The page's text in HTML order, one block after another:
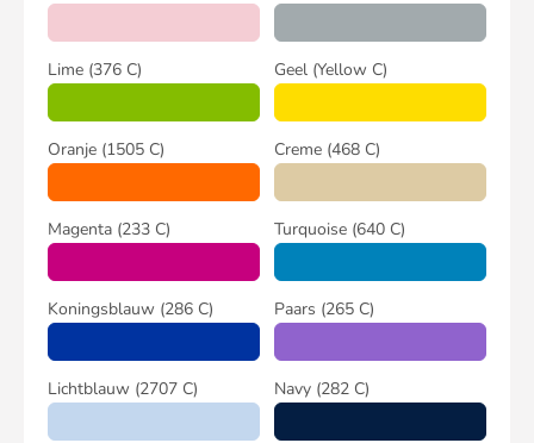
Lime (376 C) Geel (Yellow C)
Oranje (1505 C) Creme (468 C)
Magenta (233 C) Turquoise (640 C)
Koningsblauw (286 C) Paars (265 C)
Lichtblauw (2707 C) Navy (282 C)